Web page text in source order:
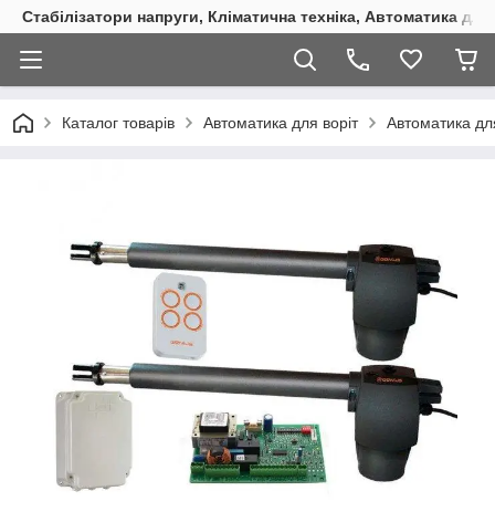
Стабілізатори напруги, Кліматична техніка, Автоматика
Каталог товарів Автоматика для воріт Автоматика